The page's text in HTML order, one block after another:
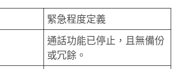
緊急程度定義
通話功能已停止，且無備份
或冗餘。